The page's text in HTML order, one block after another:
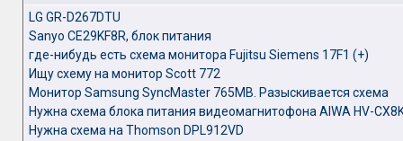
LG GR-D267DTU
Sanyo CE29KF8R, блок питания
где-нибудь есть cхема монитора Fujitsu Siemens 17F1 (+)
Ищу схему на монитор Scott 772
Монитор Samsung SyncMaster 765MB. Разыскивается схема
Нужна схема блока питания видеомагнитофона AIWA HV-
Нужна схема на Thomson DPL912VD